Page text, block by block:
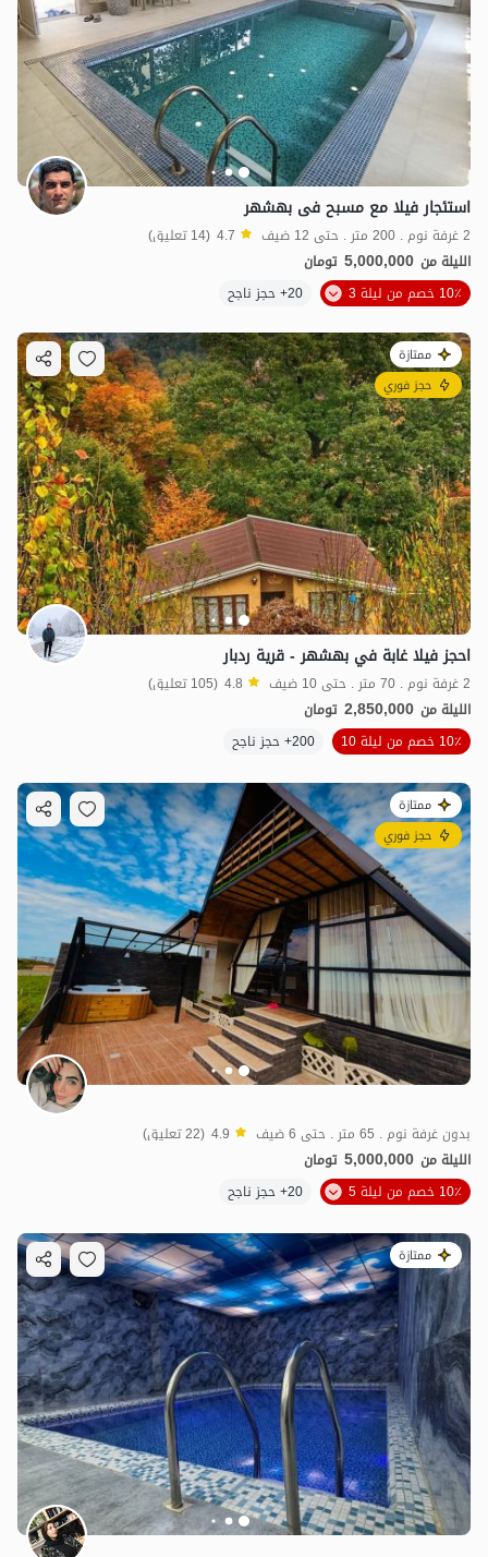
1.35مليون ت 4.9
استئجار فیلا مع مسبح فی بهشهر
2 غرفة نوم . 200 متر . حتى 12 ضيف 4.7 (14 تعليق)
الليلة من 5,000,000 تومان
10٪ خصم من ليلة 3
20+ حجز ناجح
ممتازة
حجز فوري
احجز فيلا غابة في بهشهر - قرية ردبار
2 غرفة نوم . 70 متر . حتى 10 ضيف 4.8 (105 تعليق)
الليلة من 2,850,000 تومان
10٪ خصم من ليلة 10
200+ حجز ناجح
ممتازة
حجز فوري
بدون غرفة نوم . 65 متر . حتى 6 ضيف 4.9 (22 تعليق)
الليلة من 5,000,000 تومان
10٪ خصم من ليلة 5
20+ حجز ناجح
ممتازة